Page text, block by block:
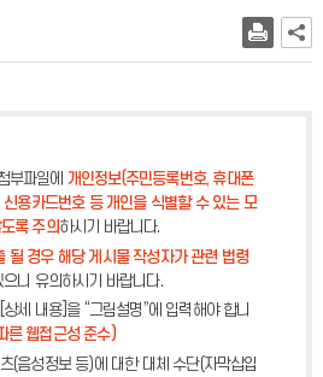
기
부파일에 개인정보(주민등록번호, 휴대폰
신용카드번호 등 개인을 식별할 수 있는 모
록 주의하시기 바랍니다.
될 경우 해당 게시물 작성자가 관련 법령
니 유의하시기 바랍니다.
세 내용]을 “그림설명”에 입력해야 합니
른 웹접근성 준수)
(음성정보 등)에 대한 대체 수단(자막삽입